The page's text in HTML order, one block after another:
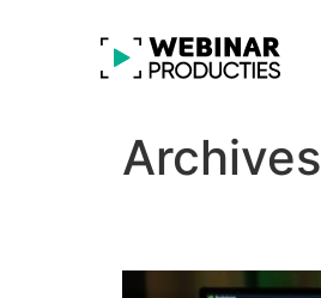
Archives